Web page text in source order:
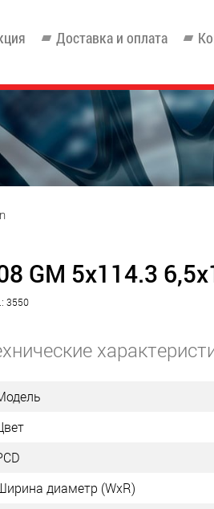
Доставка и оплата
GM 5x114.3
3550
диаметр (WxR)